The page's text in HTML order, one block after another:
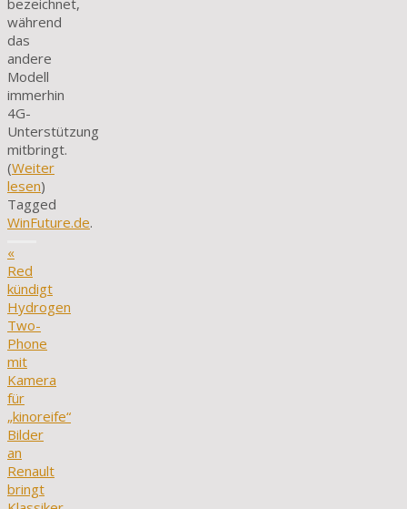
bezeichnet,
während
das
andere
Modell
immerhin
4G-
Unterstützung
mitbringt.
(Weiter
lesen)
Tagged
WinFuture.de.
«
Red
kündigt
Hydrogen
Two-
Phone
mit
Kamera
für
„kinoreife“
Bilder
an
Renault
bringt